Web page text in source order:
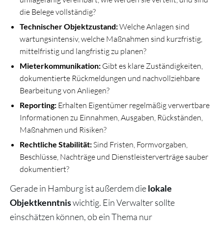
die Belege vollständig?
Technischer Objektzustand:Welche Anlagen sind
wartungsintensiv, welche Maßnahmen sind kurzfristig,
mittelfristig und langfristig zu planen?
Mieterkommunikation: Gibt es klare Zuständigkeiten,
dokumentierte Rückmeldungen und nachvollziehbare
Bearbeitung von Anliegen?
Reporting: Erhalten Eigentümer regelmäßig verwertbare
Informationen zu Einnahmen, Ausgaben, Rückständen,
Maßnahmen und Risiken?
Rechtliche Stabilität:Sind Fristen, Formvorgaben,
Beschlüsse, Nachträge und Dienstleisterverträge sauber
dokumentiert?
Gerade in Hamburg ist außerdem dielokale
Objektkenntniswichtig. Ein Verwalter sollte
einschätzen können, ob ein Thema nur